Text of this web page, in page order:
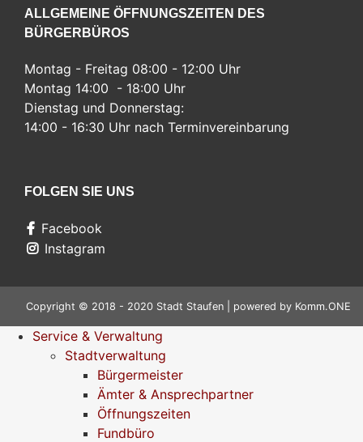
ALLGEMEINE ÖFFNUNGSZEITEN DES
BÜRGERBÜROS
Montag - Freitag 08:00 - 12:00 Uhr
Montag 14:00 - 18:00 Uhr
Dienstag und Donnerstag:
14:00 - 16:30 Uhr nach Terminvereinbarung
FOLGEN SIE UNS
Facebook
Instagram
Copyright © 2018 - 2020 Stadt Staufen | powered by Komm.ONE
Service & Verwaltung
Stadtverwaltung
Bürgermeister
Ämter & Ansprechpartner
Öffnungszeiten
Fundbüro